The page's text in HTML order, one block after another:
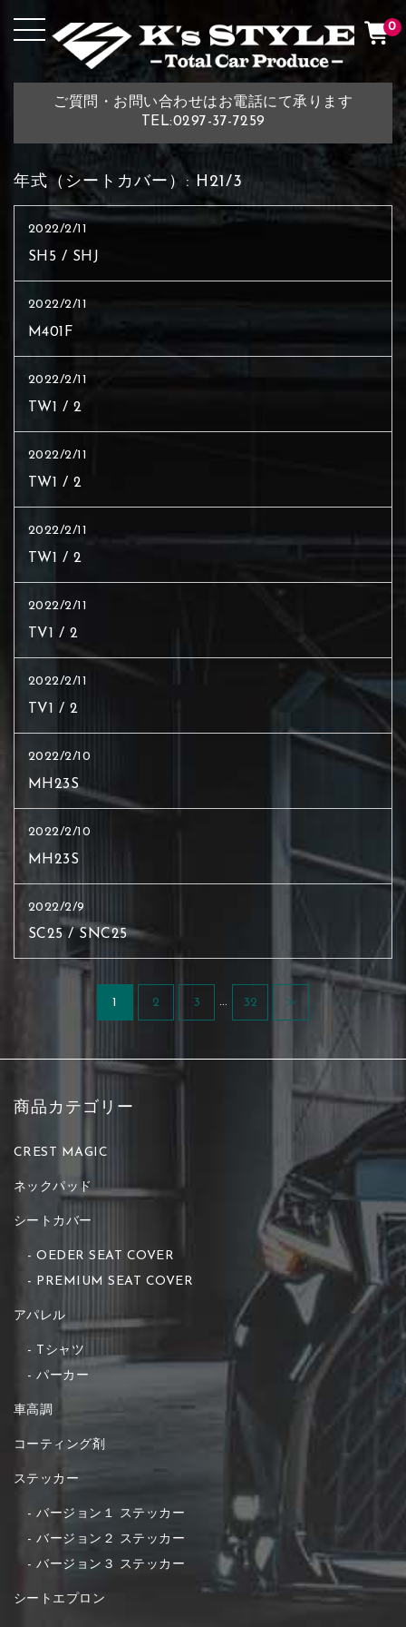
ご質問・お問い合わせはお電話にて承ります
TEL:0297-37-7259
0
年式（シートカバー）: H21/3
2022/2/11
SH5 / SHJ
2022/2/11
M401F
2022/2/11
TW1 / 2
2022/2/11
TW1 / 2
2022/2/11
TW1 / 2
2022/2/11
TV1 / 2
2022/2/11
TV1 / 2
2022/2/10
MH23S
2022/2/10
MH23S
2022/2/9
SC25 / SNC25
1 2 3 … 32 ≫
商品カテゴリー
CREST MAGIC
ネックパッド
シートカバー
OEDER SEAT COVER
PREMIUM SEAT COVER
アパレル
Tシャツ
パーカー
車高調
コーティング剤
ステッカー
バージョン１ ステッカー
バージョン２ ステッカー
バージョン３ ステッカー
シートエプロン